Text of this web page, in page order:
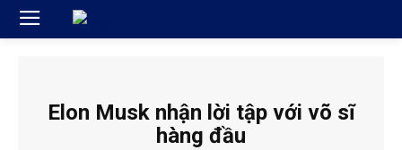
Elon Musk nhận lời tập với võ sĩ
hàng đầu